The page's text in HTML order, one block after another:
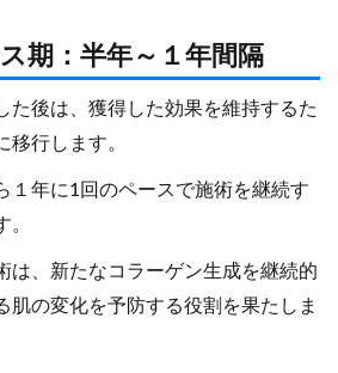
期：半年～１年間隔
た後は、獲得した効果を維持するた
移行します。
１年に1回のペースで施術を継続す
。
は、新たなコラーゲン生成を継続的
肌の変化を予防する役割を果たしま